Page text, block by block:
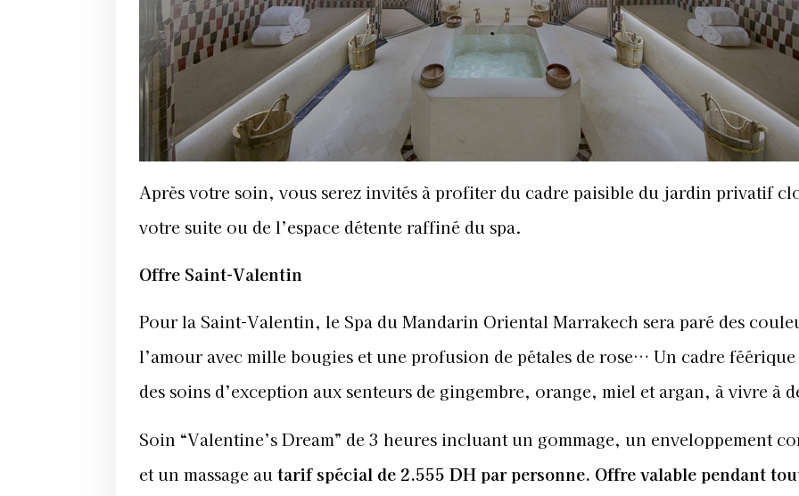
Après votre soin, vous serez invités à profiter du cadre paisible du jardin privatif
votre suite ou de l’espace détente raffiné du spa.
Offre Saint-Valentin
Pour la Saint-Valentin, le Spa du Mandarin Oriental Marrakech sera paré des
l’amour avec mille bougies et une profusion de pétales de rose… Un cadre
des soins d’exception aux senteurs de gingembre, orange, miel et argan, à vivre à
Soin “Valentine’s Dream” de 3 heures incluant un gommage, un enveloppement
et un massage au tarif spécial de 2.555 DHpar personne. Offre valable pendant